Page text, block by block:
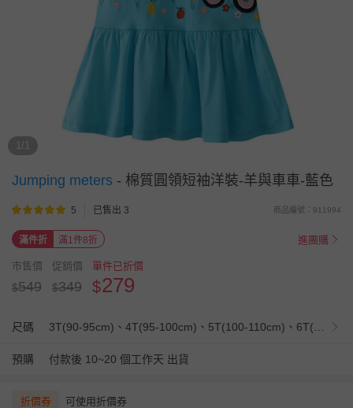
1/1
Jumping meters - 棉質圓領短袖洋裝-羊與車車-藍色
5 已售出 3 商品編號：911994
滿件折 滿1件8折 進團購
市售價
$549
促銷價
$349
單件已折價
$279
尺碼
預購 付款後 10~20 個工作天 出貨
折價券 可使用折價券